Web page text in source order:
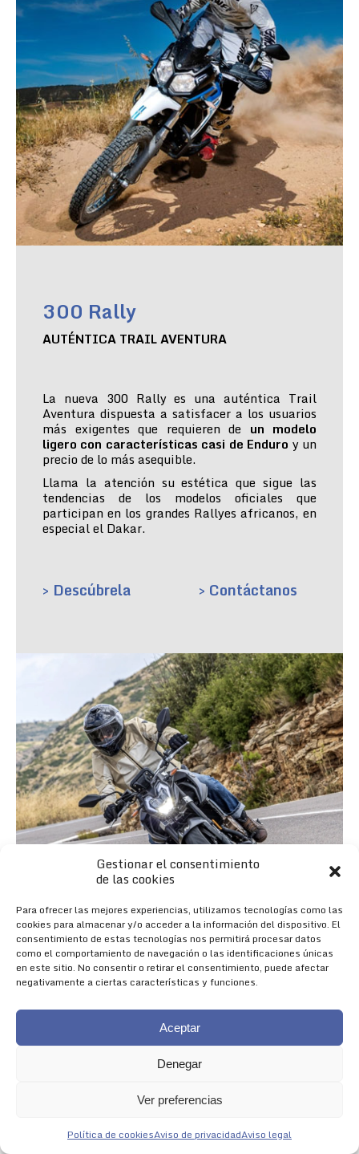
Gestionar el consentimiento
de las cookies
Para ofrecer las mejores experiencias, utilizamos tecnologías como las
cookies para almacenar y/o acceder a la información del dispositivo. El
consentimiento de estas tecnologías nos permitirá procesar datos
como el comportamiento de navegación o las identificaciones únicas
en este sitio. No consentir o retirar el consentimiento, puede afectar
negativamente a ciertas características y funciones.
Aceptar
Denegar
Ver preferencias
Política de cookiesAviso de privacidadAviso legal
300 Rally
AUTÉNTICA TRAIL AVENTURA
La nueva 300 Rally es una auténtica Trail
Aventura dispuesta a satisfacer a los usuarios
más exigentes que requieren de un modelo
ligero con características casi de Enduro y un
precio de lo más asequible.
Llama la atención su estética que sigue las
tendencias de los modelos oficiales que
participan en los grandes Rallyes africanos, en
especial el Dakar.
> Descúbrela > Contáctanos
NACIDA PARA IMPRESIONAR